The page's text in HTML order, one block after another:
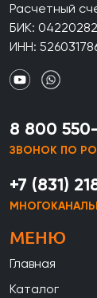
Расчетный
БИК:
ИНН:
8 800
ЗВОНОК ПО
+7 (831)
МЕНЮ
Главная
Каталог